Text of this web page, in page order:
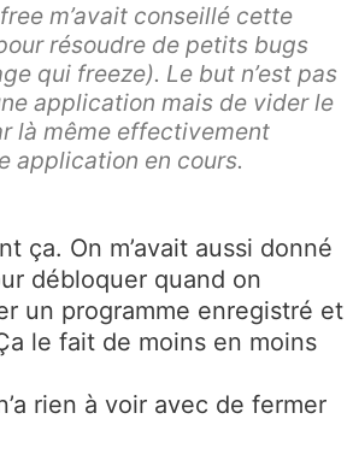
m’avait conseillé cette
résoudre de petits bugs
qui freeze). Le but n’est pas
application mais de vider le
là même effectivement
application en cours.
ça. On m’avait aussi donné
débloquer quand on
un programme enregistré et
le fait de moins en moins
rien à voir avec de fermer